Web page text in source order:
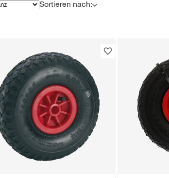
Sortieren nach: